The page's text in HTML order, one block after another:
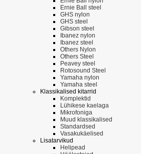
Ernie Ball steel
GHS nylon
GHS steel
Gibson steel
Ibanez nylon
Ibanez steel
Others Nylon
Others Steel
Peavey steel
Rotosound Steel
Yamaha nylon
Yamaha steel
Klassikalised kitarrid
Komplektid
Lühikese kaelaga
Mikrofoniga
Muud klassikalised
Standardsed
Vasakukäelised
Lisatarvikud
Helipead